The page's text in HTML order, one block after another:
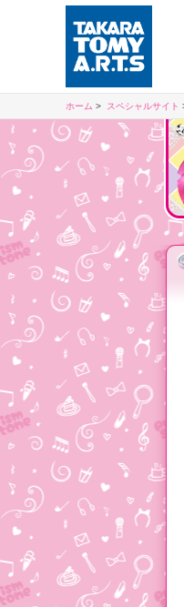
ホーム スペシャルサイト